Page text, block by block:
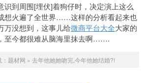
识到周围[埋伏]着狗仔时，决定演上这么
想火遍了全世界……这样的分析看起来也
万没想到，这事儿给微商平台大全大家的
至今都很难从脑海里抹去啊…….
题材网 » 去年他她她吻完,今年他她结婚?!